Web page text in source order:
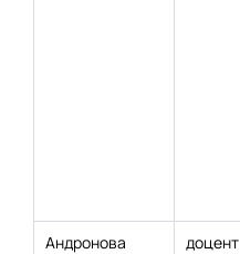
Андронова
доцент